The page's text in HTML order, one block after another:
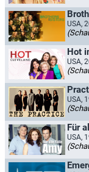
USA,
Hot
USA,
USA,
Für
USA,